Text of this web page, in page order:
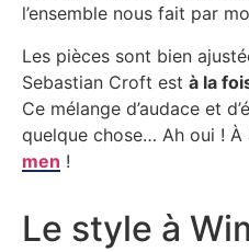
l’ensemble nous fait par
Les pièces sont bien
Sebastian Croft est à la
Ce mélange d’audace et
quelque chose… Ah oui ! À
men !
Le style à